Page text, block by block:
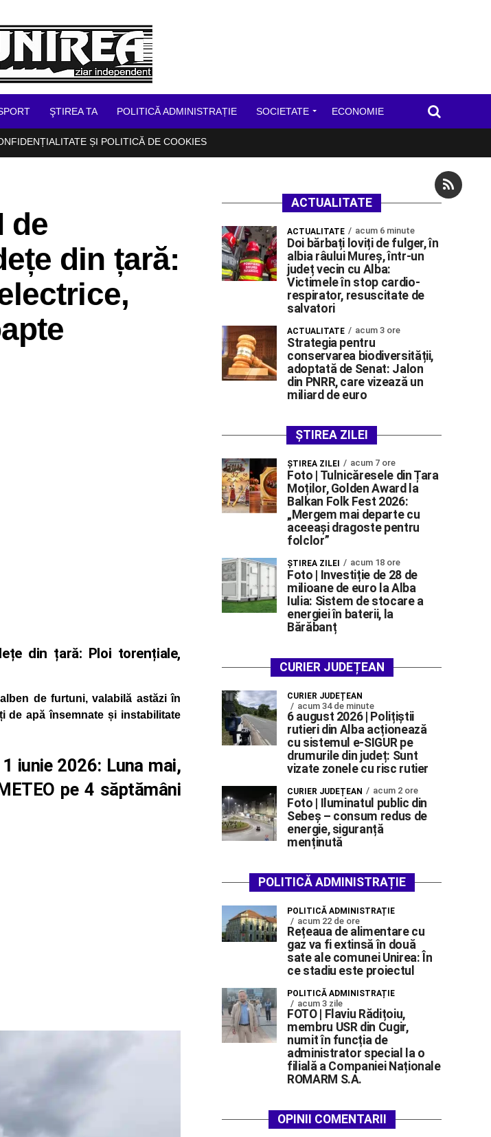
ŞTIREA TA POLITICĂ ADMINISTRAȚIE SOCIETATE ECONOMIE
ȘI POLITICĂ DE COOKIES
de
din țară:
din țară: Ploi torențiale,
de furtuni, valabilă astăzi în
de apă însemnate și instabilitate
iunie 2026: Luna mai,
pe 4 săptămâni
ACTUALITATE
ACTUALITATE acum 6 minute
Doi bărbați loviți de fulger, în
albia râului Mureș, într-un
județ vecin cu Alba:
Victimele în stop cardio-
respirator, resuscitate de
salvatori
ACTUALITATE acum 3 ore
Strategia pentru
conservarea biodiversității,
adoptată de Senat: Jalon
din PNRR, care vizează un
miliard de euro
ȘTIREA ZILEI
ŞTIREA ZILEI acum 7 ore
Foto | Tulnicăresele din Țara
Moților, Golden Award la
Balkan Folk Fest 2026:
„Mergem mai departe cu
aceeași dragoste pentru
folclor”
ŞTIREA ZILEI acum 18 ore
Foto | Investiție de 28 de
milioane de euro la Alba
Iulia: Sistem de stocare a
energiei în baterii, la
Bărăbanț
CURIER JUDEȚEAN
CURIER JUDEȚEAN
acum 34 de minute
6 august 2026 | Polițiștii
rutieri din Alba acționează
cu sistemul e-SIGUR pe
drumurile din județ: Sunt
vizate zonele cu risc rutier
CURIER JUDEȚEAN acum 2 ore
Foto | Iluminatul public din
Sebeș – consum redus de
energie, siguranță
menținută
POLITICĂ ADMINISTRAȚIE
POLITICĂ ADMINISTRAȚIE
acum 22 de ore
Rețeaua de alimentare cu
gaz va fi extinsă în două
sate ale comunei Unirea: În
ce stadiu este proiectul
POLITICĂ ADMINISTRAȚIE
acum 3 zile
FOTO | Flaviu Rădițoiu,
membru USR din Cugir,
numit în funcția de
administrator special la o
filială a Companiei Naționale
ROMARM S.A.
OPINII COMENTARII